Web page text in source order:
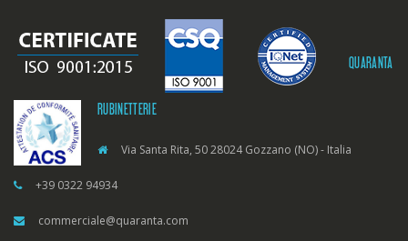
QUARANTA
RUBINETTERIE
Via Santa Rita, 50 28024 Gozzano (NO) - Italia
+39 0322 94934
commerciale@quaranta.com